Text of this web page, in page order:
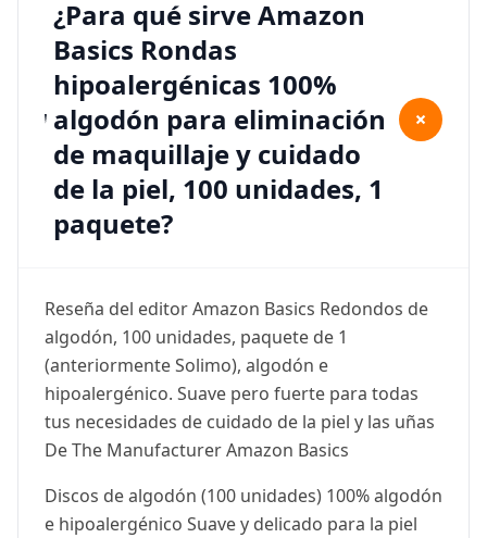
¿Para qué sirve Amazon
Basics Rondas
hipoalergénicas 100%
algodón para eliminación
de maquillaje y cuidado
de la piel, 100 unidades, 1
paquete?
+
Reseña del editor Amazon Basics Redondos de
algodón, 100 unidades, paquete de 1
(anteriormente Solimo), algodón e
hipoalergénico. Suave pero fuerte para todas
tus necesidades de cuidado de la piel y las uñas
De The Manufacturer Amazon Basics
Discos de algodón (100 unidades) 100% algodón
e hipoalergénico Suave y delicado para la piel